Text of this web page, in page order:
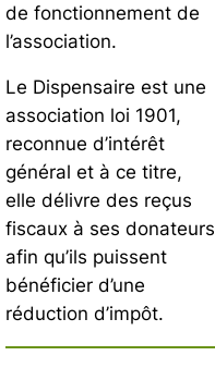
de fonctionnement de
l’association.
Le Dispensaire est une
association loi 1901,
reconnue d’intérêt
général et à ce titre,
elle délivre des reçus
fiscaux à ses donateurs
afin qu’ils puissent
bénéficier d’une
réduction d’impôt.